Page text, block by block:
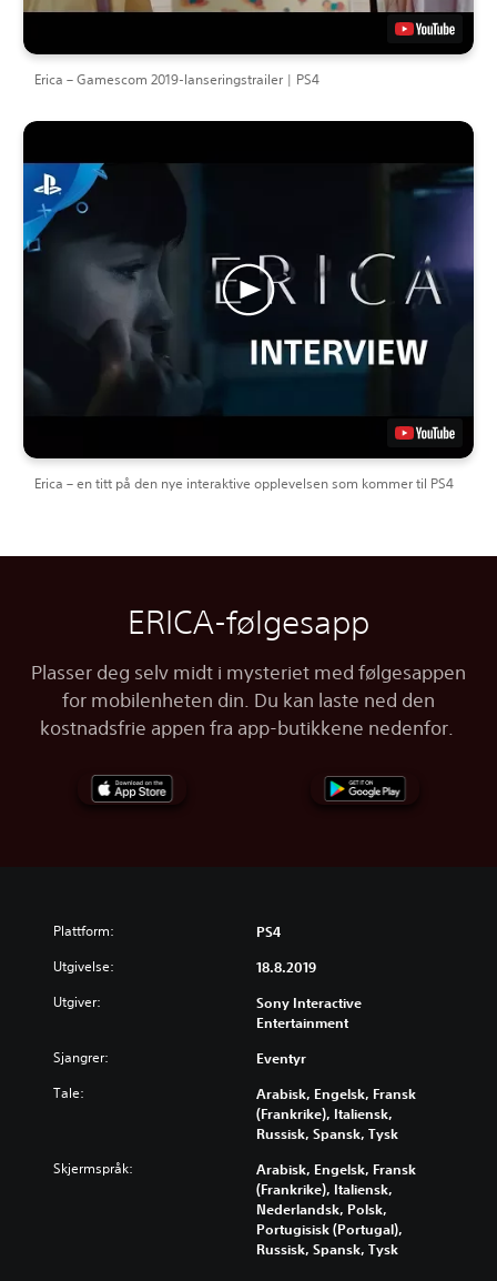
Erica – Gamescom 2019-lanseringstrailer | PS4
Erica – en titt på den nye interaktive opplevelsen som kommer til PS4
ERICA-følgesapp
Plasser deg selv midt i mysteriet med følgesappen
for mobilenheten din. Du kan laste ned den
kostnadsfrie appen fra app-butikkene nedenfor.
Plattform: PS4
Utgivelse: 18.8.2019
Utgiver:
Sony Interactive
Entertainment
Sjangrer: Eventyr
Tale:
Arabisk, Engelsk, Fransk
(Frankrike), Italiensk,
Russisk, Spansk, Tysk
Skjermspråk:
Arabisk, Engelsk, Fransk
(Frankrike), Italiensk,
Nederlandsk, Polsk,
Portugisisk (Portugal),
Russisk, Spansk, Tysk